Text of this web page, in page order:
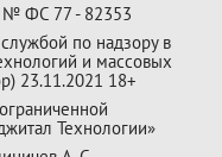
№ ФС 77 - 82353
по надзору в
и массовых
23.11.2021 18+
Технологии»